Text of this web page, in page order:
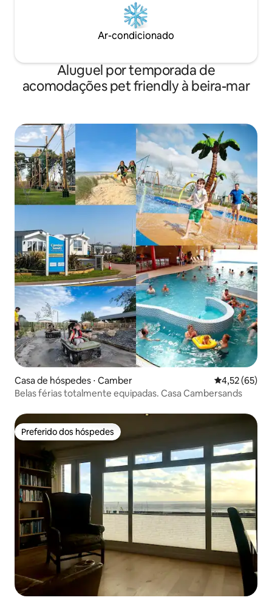
Ar-condicionado
Aluguel por temporada de
acomodações pet friendly à beira-mar
Casa de hóspedes ⋅ Camber 4,52 de uma
4,52 (65)
Belas férias totalmente equipadas. Casa Cambersands
Preferido dos hóspedes
Preferido dos hóspedes